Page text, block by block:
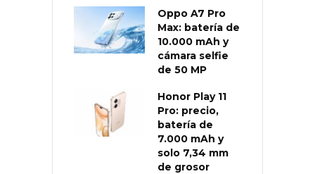
Oppo A7 Pro
Max: batería de
10.000 mAh y
cámara selfie
de 50 MP
Honor Play 11
Pro: precio,
batería de
7.000 mAh y
solo 7,34 mm
de grosor